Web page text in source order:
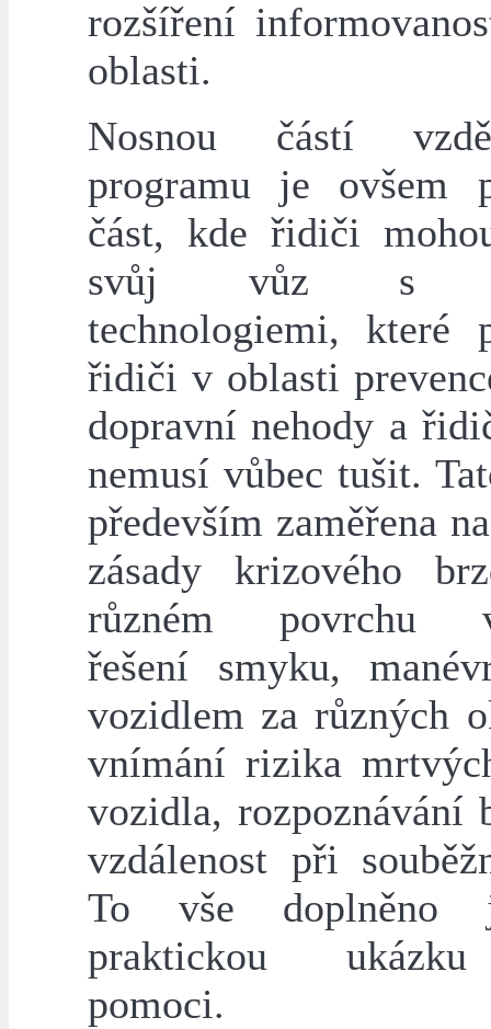
rozšíření
oblasti.
Nosnou částí
programu je ovšem
část, kde řidiči
svůj vůz s
technologiemi, které
řidiči v oblasti
dopravní nehody a
nemusí vůbec tušit.
především zaměřena
zásady krizového
různém povrchu
řešení smyku,
vozidlem za různých
vnímání rizika
vozidla, rozpoznávání
vzdálenost při
To vše doplněno
praktickou
pomoci.